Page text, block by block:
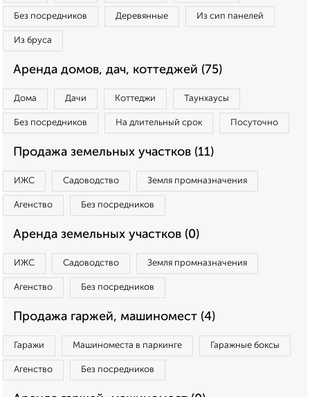
Без посредников Деревянные Из сип панелей
Из бруса
Аренда домов, дач, коттеджей (75)
Дома Дачи Коттеджи Таунхаусы
Без посредников На длительный срок Посуточно
Продажа земельных участков (11)
ИЖС Садоводство Земля промназначения
Агенство Без посредников
Аренда земельных участков (0)
ИЖС Садоводство Земля промназначения
Агенство Без посредников
Продажа гаржей, машиномест (4)
Гаражи Машиноместа в паркинге Гаражные боксы
Агенство Без посредников